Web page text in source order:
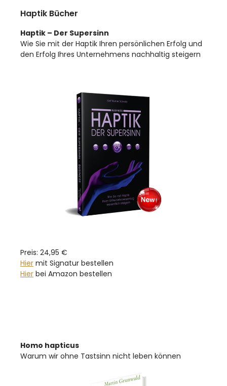
Haptik Bücher
Haptik – Der Supersinn
Wie Sie mit der Haptik Ihren persönlichen Erfolg und
den Erfolg Ihres Unternehmens nachhaltig steigern
Preis: 24,95 €
Hier mit Signatur bestellen
Hier bei Amazon bestellen
Homo hapticus
Warum wir ohne Tastsinn nicht leben können